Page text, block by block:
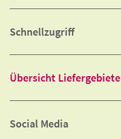
Schnellzugriff
Übersicht Liefergebiete
Social Media